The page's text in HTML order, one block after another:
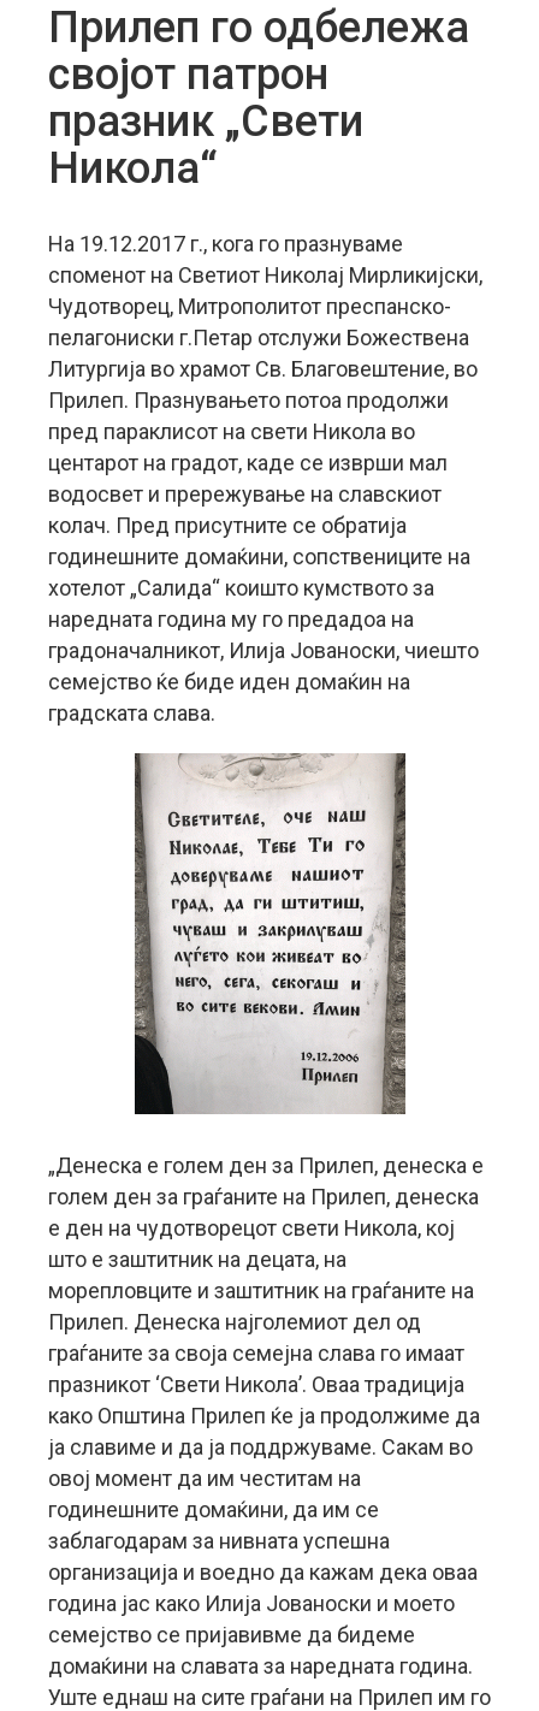
Прилеп го одбележа
својот патрон
празник „Свети
Никола“
На 19.12.2017 г., кога го празнуваме
споменот на Светиот Николај Мирликијски,
Чудотворец, Митрополитот преспанско-
пелагониски г.Петар отслужи Божествена
Литургија во храмот Св. Благовештение, во
Прилеп. Празнувањето потоа продолжи
пред параклисот на свети Никола во
центарот на градот, каде се изврши мал
водосвет и прережување на славскиот
колач. Пред присутните се обратија
годинешните домаќини, сопствениците на
хотелот „Салида“ коишто кумството за
наредната година му го предадоа на
градоначалникот, Илија Јованоски, чиешто
семејство ќе биде иден домаќин на
градската слава.
„Денеска е голем ден за Прилеп, денеска е
голем ден за граѓаните на Прилеп, денеска
е ден на чудотворецот свети Никола, кој
што е заштитник на децата, на
морепловците и заштитник на граѓаните на
Прилеп. Денеска најголемиот дел од
граѓаните за своја семејна слава го имаат
празникот ‘Свети Никола’. Оваа традиција
како Општина Прилеп ќе ја продолжиме да
ја славиме и да ја поддржуваме. Сакам во
овој момент да им честитам на
годинешните домаќини, да им се
заблагодарам за нивната успешна
организација и воедно да кажам дека оваа
година јас како Илија Јованоски и моето
семејство се пријавивме да бидеме
домаќини на славата за наредната година.
Уште еднаш на сите граѓани на Прилеп им го